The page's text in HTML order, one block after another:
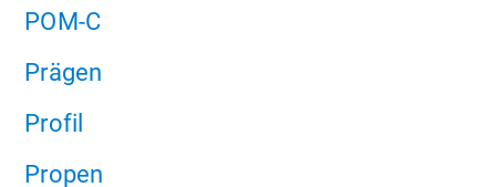
POM-C
Prägen
Profil
Propen